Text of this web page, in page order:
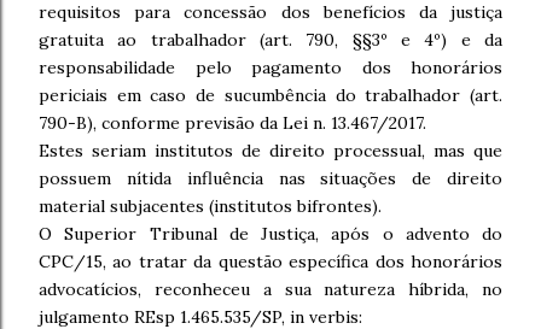
requisitos para concessão dos benefícios da justiça
gratuita ao trabalhador (art. 790, §§3º e 4º) e da
responsabilidade pelo pagamento dos honorários
periciais em caso de sucumbência do trabalhador (art.
790-B), conforme previsão da Lei n. 13.467/2017.
Estes seriam institutos de direito processual, mas que
possuem nítida influência nas situações de direito
material subjacentes (institutos bifrontes).
O Superior Tribunal de Justiça, após o advento do
CPC/15, ao tratar da questão específica dos honorários
advocatícios, reconheceu a sua natureza híbrida, no
julgamento REsp 1.465.535/SP, in verbis: